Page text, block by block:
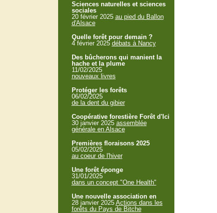
Sciences naturelles et sciences
sociales
20 février 2025 au pied du Ballon
d'Alsace
Quelle forêt pour demain ?
4 février 2025 débats à Nancy
Des bûcherons qui manient la
hache et la plume
11/02/2025
nouveaux livres
Protéger les forêts
06/02/2025
de la dent du gibier
Coopérative forestière Forêt d'Ici
30 janvier 2025 assemblée
générale en Alsace
Premières floraisons 2025
05/02/2025
au coeur de l'hiver
Une forêt éponge
31/01/2025
dans un concept "One Health"
Une nouvelle association en
28 janvier 2025 Actions dans les
forêts du Pays de Bitche